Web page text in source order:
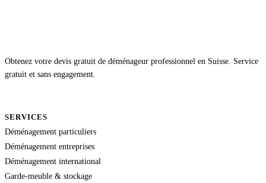
Obtenez votre devis gratuit de déménageur professionnel en Suisse. Service
gratuit et sans engagement.
SERVICES
Déménagement particuliers
Déménagement entreprises
Déménagement international
Garde-meuble & stockage